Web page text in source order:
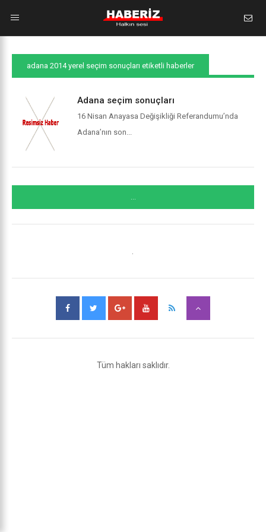
adana 2014 yerel seçim sonuçları etiketli haberler
Adana seçim sonuçları
16 Nisan Anayasa Değişikliği Referandumu’nda
Adana’nın son...
...
Tüm hakları saklıdır.